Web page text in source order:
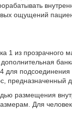
ощущений
1 из прозрачного
подсоединения
размещения
Для